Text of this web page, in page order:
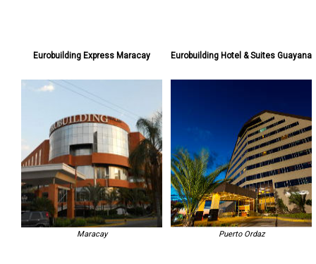
Eurobuilding Express Maracay
Maracay
Eurobuilding Hotel & Suites Guayana
Puerto Ordaz